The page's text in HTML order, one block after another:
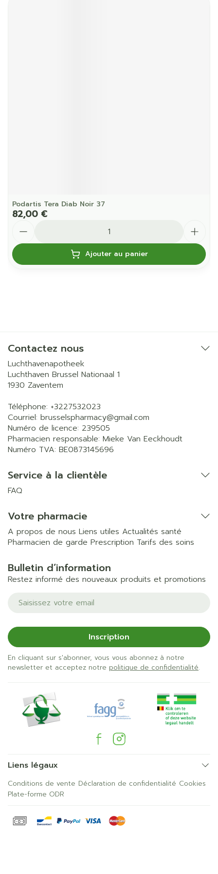
Podartis Tera Diab Noir 37
82,00 €
Ajouter au panier
Contactez nous
Luchthavenapotheek
Luchthaven Brussel Nationaal 1
1930 Zaventem
Téléphone: +3227532023
Courriel: brusselspharmacy@gmail.com
Numéro de licence: 239505
Pharmacien responsable: Mieke Van Eeckhoudt
Numéro TVA: BE0873145696
Service à la clientèle
FAQ
Votre pharmacie
A propos de nous Liens utiles Actualités santé
Pharmacien de garde Prescription Tarifs des soins
Bulletin d’information
Restez informé des nouveaux produits et promotions
Adresse mail
Inscription
En cliquant sur s'abonner, vous vous abonnez à notre
newsletter et acceptez notre politique de confidentialité.
Liens légaux
Conditions de vente Déclaration de confidentialité Cookies
Plate-forme ODR